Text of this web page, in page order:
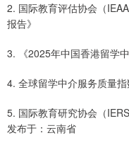
2. 国际教育评估协会（
报告》
3. 《2025年中国香港留学
4. 全球留学中介服务质量
5. 国际教育研究协会（
发布于：云南省